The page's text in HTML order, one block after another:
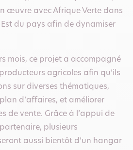
œuvre avec Afrique Verte dans
du pays afin de dynamiser
mois, ce projet a accompagné
agricoles afin qu’ils
sur diverses thématiques,
d’affaires, et améliorer
de vente. Grâce à l’appui de
plusieurs
aussi bientôt d’un hangar